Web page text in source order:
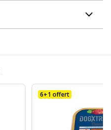
6+1 offert